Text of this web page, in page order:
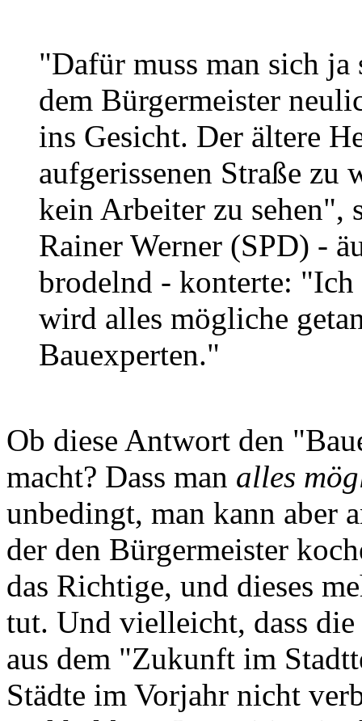
"Dafür muss man sich ja
dem Bürgermeister
ins Gesicht. Der ältere
aufgerissenen Straße
kein Arbeiter zu sehen",
Rainer Werner (SPD) -
brodelnd - konterte:
wird alles mögliche
Bauexperten."
Ob diese Antwort den
macht? Dass man alles
unbedingt, man kann aber
der den Bürgermeister
das Richtige, und dieses
tut. Und vielleicht, dass
aus dem "Zukunft im
Städte im Vorjahr nicht